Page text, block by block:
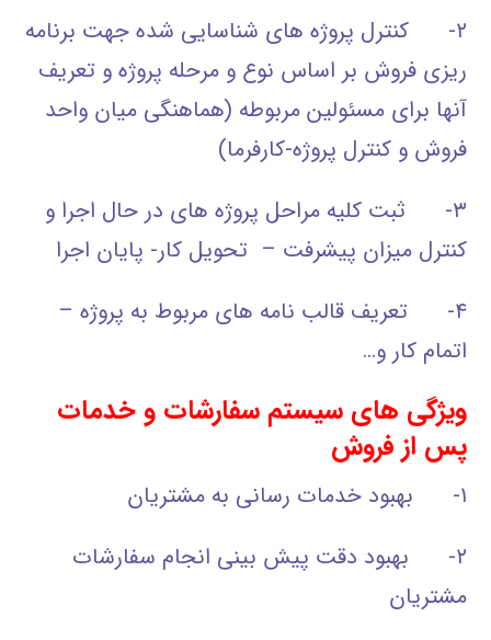
۲- کنترل پروژه های شناسایی شده جهت برنامه
ریزی فروش بر اساس نوع و مرحله پروژه و تعریف
آنها برای مسئولین مربوطه (هماهنگی میان واحد
فروش و کنترل پروژه-کارفرما)
۳- ثبت کلیه مراحل پروژه های در حال اجرا و
کنترل میزان پیشرفت – تحویل کار- پایان اجرا
۴- تعریف قالب نامه های مربوط به پروژه –
اتمام کار و…
ویژگی های سیستم سفارشات و خدمات
پس از فروش
۱- بهبود خدمات رسانی به مشتریان
۲- بهبود دقت پیش بینی انجام سفارشات
مشتریان